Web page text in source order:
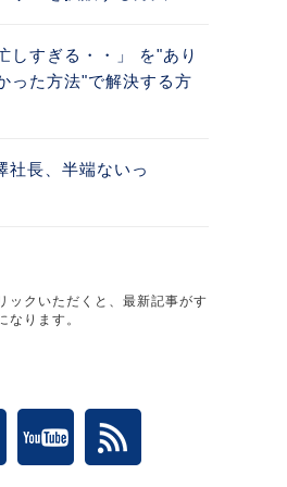
しすぎる・・」 を"あり
った方法"で解決する方
社長、半端ないっ
ックいただくと、最新記事がす
なります。